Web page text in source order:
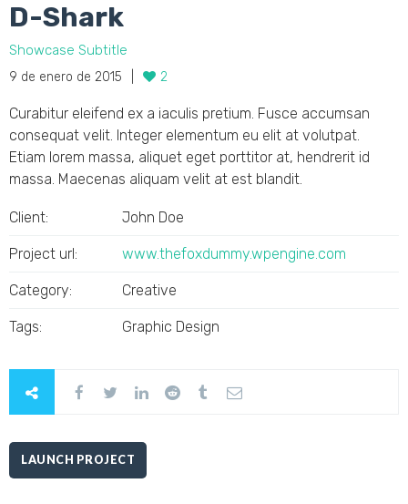
D-Shark
Showcase Subtitle
9 de enero de 2015 2
Curabitur eleifend ex a iaculis pretium. Fusce accumsan
consequat velit. Integer elementum eu elit at volutpat.
Etiam lorem massa, aliquet eget porttitor at, hendrerit id
massa. Maecenas aliquam velit at est blandit.
Client: John Doe
Project url: www.thefoxdummy.wpengine.com
Category: Creative
Tags: Graphic Design
LAUNCH PROJECT